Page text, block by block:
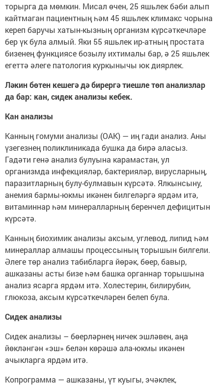
торырга да мөмкин. Мисал өчен, 25 яшьлек бәби алып
кайтмаган пациентның һәм 45 яшьлек климакс чорына
кереп баручы хатын-кызның организм күрсәткечләре
бер үк була алмый. Яки 55 яшьлек ир-атның простата
бизенең функциясе бозылу ихтималы бар, ә 25 яшьлек
егеттә әлеге патология куркынычы юк диярлек.
Ләкин бөтен кешегә дә бирергә тиешле төп анализлар
да бар: кан, сидек анализы кебек.
Кан анализы
Канның гомуми анализы (ОАК) — иң гади анализ. Аны
үзегезнең поликлиникада бушка да бирә аласыз.
Гадәти генә анализ булуына карамастан, ул
организмда инфекцияләр, бактерияләр, вирусларның,
паразитларның булу-булмавын күрсәтә. Ялкынсыну,
анемия бармы-юкмы икәнен билгеләргә ярдәм итә,
витаминнар һәм минералларның беренчел дефицитын
күрсәтә.
Канның биохимик анализы аксым, углевод, липид һәм
минераллар алмашы процессының торышын билгели.
Әлеге төр анализ табибларга йөрәк, бөер, бавыр,
ашказаны асты бизе һәм башка органнар торышына
анализ ясарга ярдәм итә. Холестерин, билирубин,
глюкоза, аксым күрсәткечләрен белеп була.
Сидек анализы
Сидек анализы – бөерләрнең ничек эшләвен, аңа
йөкләнгән «эш» белән көрәшә ала-юкмы икәнен
ачыкларга ярдәм итә.
Копрограмма — ашказаны, үт куыгы, эчәклек,